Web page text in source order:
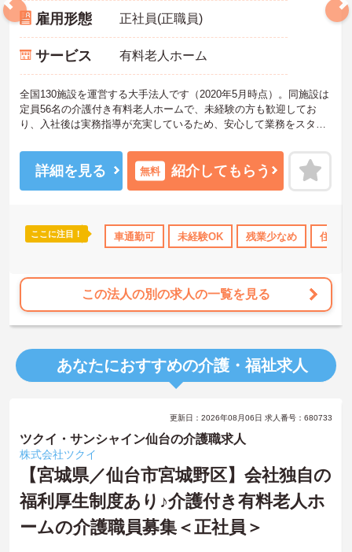
日勤のみ ボーナス・賞与あり 社会保険完備 交通費支給
雇用形態 正社員(正職員)
サービス 有料老人ホーム
全国130施設を運営する大手法人です（2020年5月時点）。同施設は
定員56名の介護付き有料老人ホームで、未経験の方も歓迎してお
り、入社後は実務指導が充実しているため、安心して業務をスター
している点も魅力で、住宅手当（規定あり）や家族手当、資格手当
（最大1万円）に加え、処遇改善手当（4万円）、特定処遇改善手当
（最大7万円）、地域特性手当（3万円）など、各種手当が豊富に用
や制服貸与もあり、働きやすい環境が整っています。介護業界でキ
ャリアを築きたい方、安定した基盤のもとでスキルアップを目指し
にお問い合わせください。
詳細を見る 無料 紹介してもらう
ここに注目！ 車通勤可 未経験OK 残業少なめ 住宅
この法人の別の求人の一覧を見る
あなたにおすすめの介護・福祉求人
更新日：2026年08月06日 求人番号：680733
ツクイ・サンシャイン仙台の介護職求人
株式会社ツクイ
【宮城県／仙台市宮城野区】会社独自の
福利厚生制度あり♪介護付き有料老人ホ
ームの介護職員募集＜正社員＞